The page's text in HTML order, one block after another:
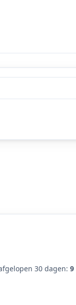
30 dagen: 9